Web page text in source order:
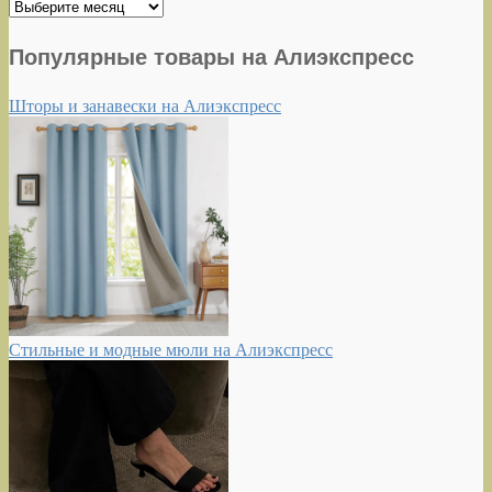
Архивы
Популярные товары на Алиэкспресс
Шторы и занавески на Алиэкспресс
Стильные и модные мюли на Алиэкспресс